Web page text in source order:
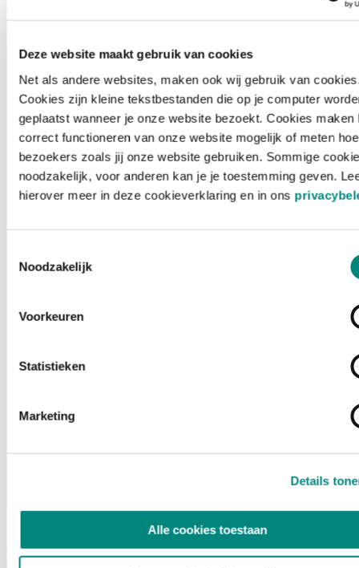
Deze website maakt gebruik van cookies
Net als andere websites, maken ook wij gebruik van
Cookies zijn kleine tekstbestanden die op je computer
geplaatst wanneer je onze website bezoekt. Cookies maken
correct functioneren van onze website mogelijk of meten hoe
bezoekers zoals jij onze website gebruiken. Sommige
noodzakelijk, voor anderen kan je je toestemming geven.
hierover meer in deze cookieverklaring en in ons
Noodzakelijk
Voorkeuren
Statistieken
Marketing
Details
Alle cookies toestaan